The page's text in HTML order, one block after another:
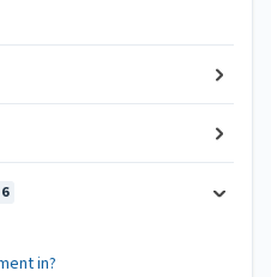
6
in?